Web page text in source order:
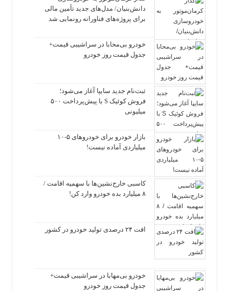
دانش‌بنیان/ مدل‌های جدید تأمین مالی
برای پروژه‌های فناورانه رونمایی شد
خودرو بی‌محابا در سراشیبی قیمت+
جدول قیمت روز خودرو
ثبت‌نام جدید سایپا آغاز می‌شود؛
فروش کوئیک S با پیش‌پرداخت ۵۰۰
میلیونی
بازار خودرو برای خودروهای ۵-۱۰
میلیاردی آماده نیست!
کاسبی خارج‌نشین‌ها با سهمیه اقامت /
۸ میلیارد بده خودرو وارد کن!
افت ۲۴ درصدی تولید خودرو در کشور
خودرو بی‌مهابا در سراشیبی قیمت+
جدول قیمت روز خودرو